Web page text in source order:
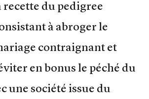
recette du pedigree
à abroger le
contraignant et
en bonus le péché du
une société issue du